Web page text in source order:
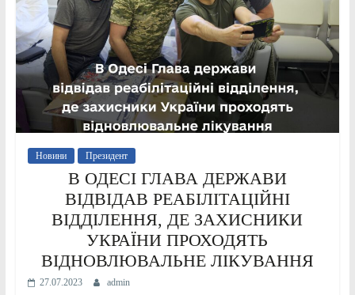
Новини Президент
В ОДЕСІ ГЛАВА ДЕРЖАВИ
ВІДВІДАВ РЕАБІЛІТАЦІЙНІ
ВІДДІЛЕННЯ, ДЕ ЗАХИСНИКИ
УКРАЇНИ ПРОХОДЯТЬ
ВІДНОВЛЮВАЛЬНЕ ЛІКУВАННЯ
27.07.2023 admin